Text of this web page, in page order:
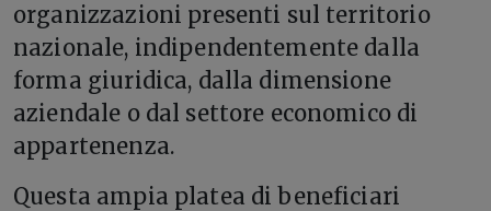
organizzazioni presenti sul territorio
nazionale, indipendentemente dalla
forma giuridica, dalla dimensione
aziendale o dal settore economico di
appartenenza.
Questa ampia platea di beneficiari